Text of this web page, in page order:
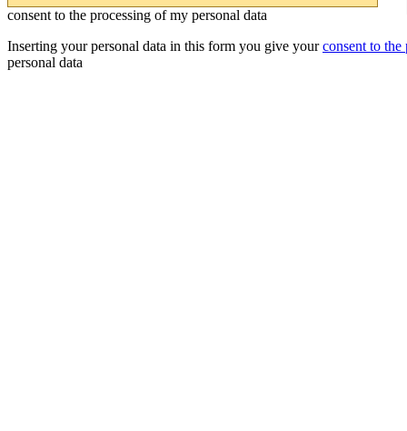
consent to the processing of my personal data
Inserting your personal data in this form you give yourconsent to the
personal data